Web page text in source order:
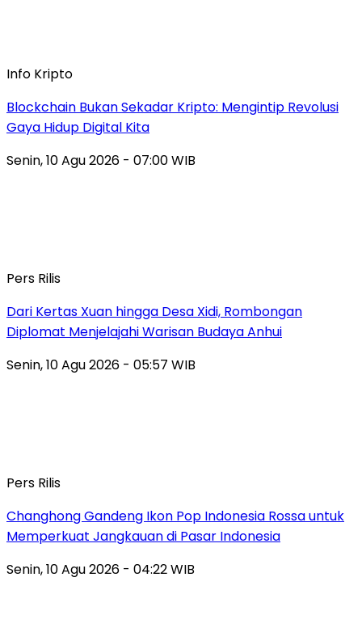
Info Kripto
Blockchain Bukan Sekadar Kripto: Mengintip Revolusi
Gaya Hidup Digital Kita
Senin, 10 Agu 2026 - 07:00 WIB
Pers Rilis
Dari Kertas Xuan hingga Desa Xidi, Rombongan
Diplomat Menjelajahi Warisan Budaya Anhui
Senin, 10 Agu 2026 - 05:57 WIB
Pers Rilis
Changhong Gandeng Ikon Pop Indonesia Rossa untuk
Memperkuat Jangkauan di Pasar Indonesia
Senin, 10 Agu 2026 - 04:22 WIB